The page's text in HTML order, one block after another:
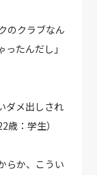
のクラブなん
たんだし」
ダメ出しされ
：学生）
らか、こうい